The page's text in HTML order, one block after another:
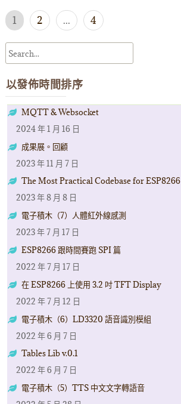
文
章
導
覽
1 2 ... 4
以發佈時間排序
MQTT & Websocket
2024 年 1 月 16 日
成果展。回顧
2023 年 11 月 7 日
The Most Practical Codebase for ESP8266
2023 年 8 月 8 日
電子積木（7）人體紅外線感測
2023 年 7 月 17 日
ESP8266 跟時間賽跑 SPI 篇
2022 年 7 月 17 日
在 ESP8266 上使用 3.2 吋 TFT Display
2022 年 7 月 12 日
電子積木（6）LD3320 語音識別模組
2022 年 6 月 7 日
Tables Lib v.0.1
2022 年 6 月 7 日
電子積木（5）TTS 中文文字轉語音